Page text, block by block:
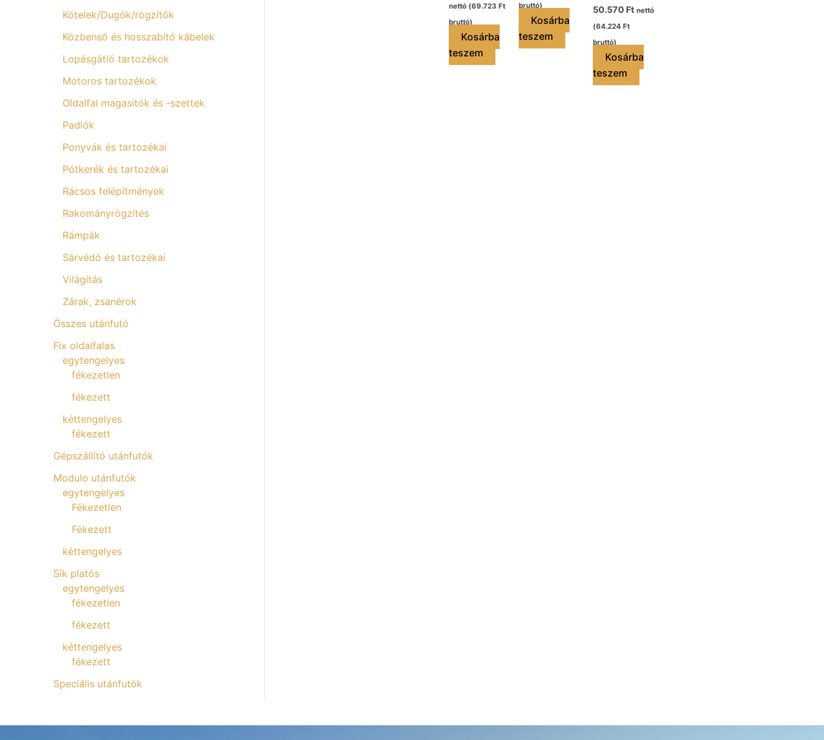
Kötelek/Dugók/rögzítők
Közbenső és hosszabító kábelek
Lopásgátló tartozékok
Motoros tartozékok
Oldalfal magasítók és -szettek
Padlók
Ponyvák és tartozékai
Pótkerék és tartozékai
Rácsos felépítmények
Rakományrögzítés
Rámpák
Sárvédő és tartozékai
Világítás
Zárak, zsanérok
Összes utánfutó
Fix oldalfalas
egytengelyes
fékezetlen
fékezett
kéttengelyes
fékezett
Gépszállító utánfutók
Modulo utánfutók
egytengelyes
Fékezetlen
Fékezett
kéttengelyes
Sík platós
egytengelyes
fékezetlen
fékezett
kéttengelyes
fékezett
Speciális utánfutók
nettó (69.723 Ft
bruttó)
Kosárba
teszem
bruttó)
Kosárba
teszem
50.570 Ft nettó
(64.224 Ft
bruttó)
Kosárba
teszem